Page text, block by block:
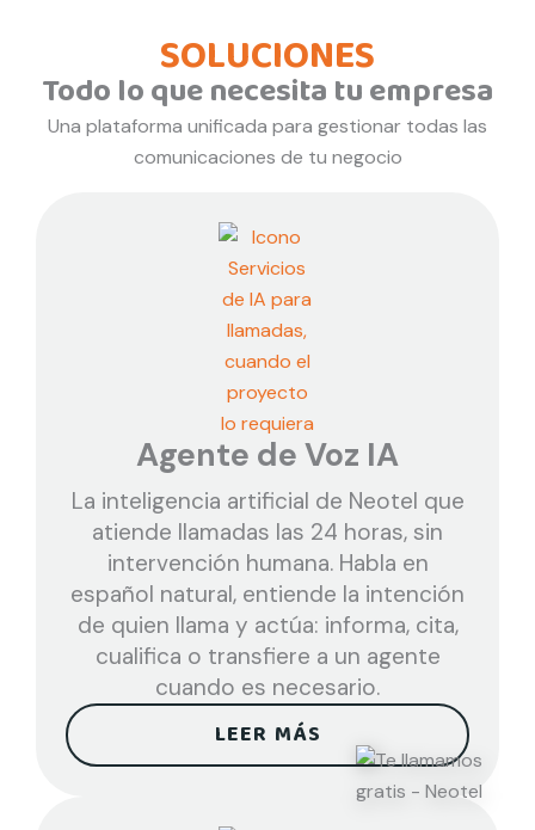
SOLUCIONES
Todo lo que necesita tu empresa
Una plataforma unificada para gestionar todas las
comunicaciones de tu negocio
Agente de Voz IA
La inteligencia artificial de Neotel que
atiende llamadas las 24 horas, sin
intervención humana. Habla en
español natural, entiende la intención
de quien llama y actúa: informa, cita,
cualifica o transfiere a un agente
cuando es necesario.
LEER MÁS